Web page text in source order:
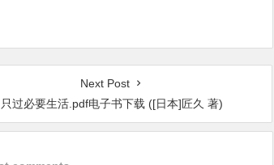
Next Post
只过必要生活.pdf电子书下载 ([日本]匠久 著)